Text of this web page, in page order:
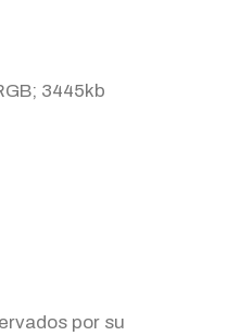
3445kb
por su